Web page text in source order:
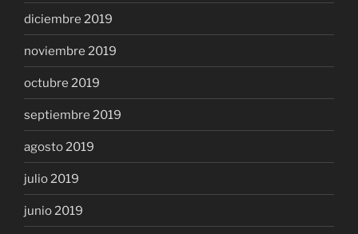
diciembre 2019
noviembre 2019
octubre 2019
septiembre 2019
agosto 2019
julio 2019
junio 2019